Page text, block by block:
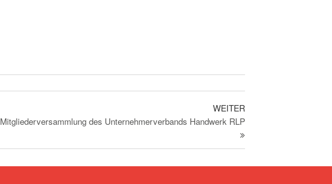
WEITER
Mitgliederversammlung des Unternehmerverbands Handwerk RLP